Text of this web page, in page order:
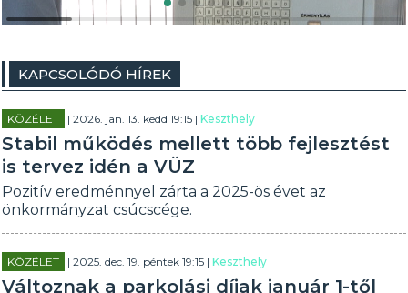
KAPCSOLÓDÓ HÍREK
KÖZÉLET | 2026. jan. 13. kedd 19:15 |Keszthely
Stabil működés mellett több fejlesztést
is tervez idén a VÜZ
Pozitív eredménnyel zárta a 2025-ös évet az
önkormányzat csúcscége.
KÖZÉLET | 2025. dec. 19. péntek 19:15 |Keszthely
Változnak a parkolási díjak január 1-től